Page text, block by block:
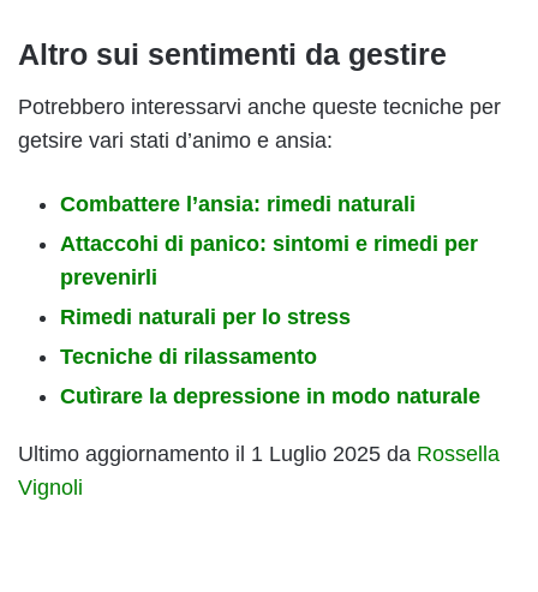
Altro sui sentimenti da gestire
Potrebbero interessarvi anche queste tecniche per
getsire vari stati d’animo e ansia:
Combattere l’ansia: rimedi naturali
Attaccohi di panico: sintomi e rimedi per
prevenirli
Rimedi naturali per lo stress
Tecniche di rilassamento
Cutìrare la depressione in modo naturale
Ultimo aggiornamento il 1 Luglio 2025 da Rossella
Vignoli